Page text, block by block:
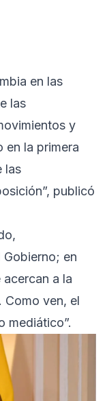
en las
las
y
en la primera
las
publicó
en
a la
Como ven, el
mediático”.